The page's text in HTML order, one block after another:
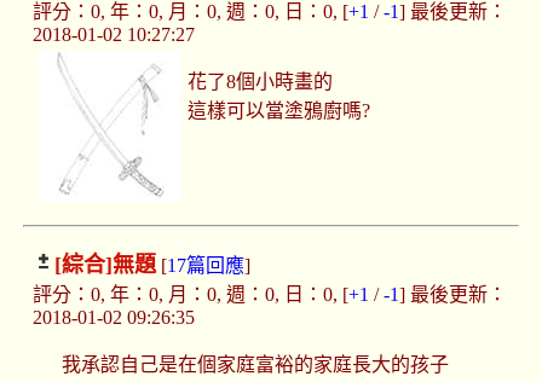
評分：0, 年：0, 月：0, 週：0, 日：0, [+1 /-1] 最後更新：
2018-01-02 10:27:27
花了8個小時畫的
這樣可以當塗鴉廚嗎?
[綜合]無題[17篇回應]
評分：0, 年：0, 月：0, 週：0, 日：0, [+1 /-1] 最後更新：
2018-01-02 09:26:35
我承認自己是在個家庭富裕的家庭長大的孩子